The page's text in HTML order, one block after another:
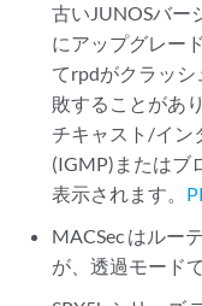
古いJUNOSバー
にアップグレー
てrpdがクラッ
敗することがあ
チキャスト/イン
(IGMP)またはブ
表示されます。
MACSec はルー
が、透過モード